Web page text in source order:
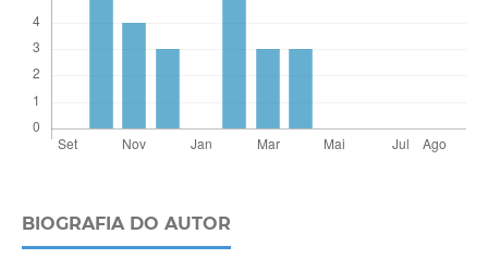
BIOGRAFIA DO AUTOR